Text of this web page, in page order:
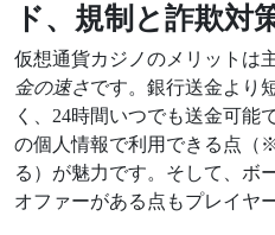
ド、規制と詐欺対
仮想通貨カジノのメリットは
金の速さです。銀行送金より
く、24時間いつでも送金可能
の個人情報で利用できる点（
る）が魅力です。そして、ボ
オファーがある点もプレイヤ